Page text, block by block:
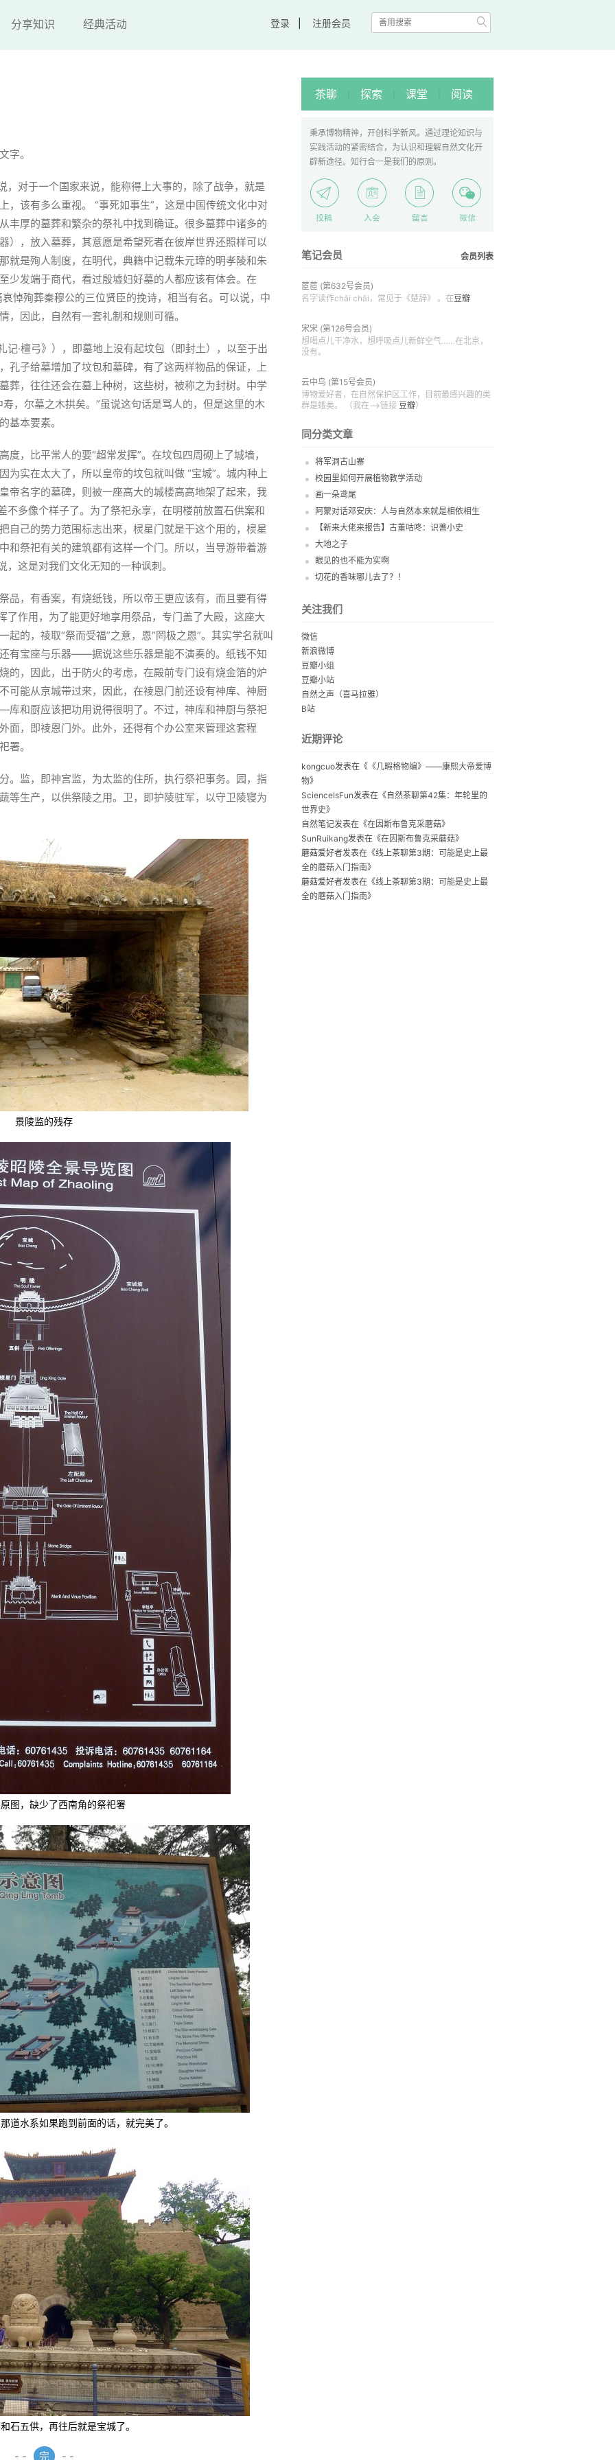
分享知识 经典活动 登录 注册会员 
字。
，对于一个国家来说，能称得上大事的，除了战争，就是
，该有多么重视。 “事死如事生”，这是中国传统文化中对
丰厚的墓葬和繁杂的祭礼中找到确证。很多墓葬中诸多的
），放入墓葬，其意愿是希望死者在彼岸世界还照样可以
就是殉人制度，在明代，典籍中记载朱元璋的明孝陵和朱
少发端于商代，看过殷墟妇好墓的人都应该有体会。在
悼殉葬秦穆公的三位贤臣的挽诗，相当有名。可以说，中
因此，自然有一套礼制和规则可循。
记·檀弓》），即墓地上没有起坟包（即封土），以至于出
孔子给墓增加了坟包和墓碑，有了这两样物品的保证，上
葬，往往还会在墓上种树，这些树，被称之为封树。中学
，尔墓之木拱矣。”虽说这句话是骂人的，但是这里的木
基本要素。
，比平常人的要“超常发挥”。在坟包四周砌上了城墙，
为实在太大了，所以皇帝的坟包就叫做 “宝城”。城内种上
帝名字的墓碑，则被一座高大的城楼高高地架了起来，我
不多像个样子了。为了祭祀永享，在明楼前放置石供案和
自己的势力范围标志出来，棂星门就是干这个用的，棂星
和祭祀有关的建筑都有这样一个门。所以，当导游带着游
这是对我们文化无知的一种讽刺。
品，有香案，有烧纸钱，所以帝王更应该有，而且要有得
了作用，为了能更好地享用祭品，专门盖了大殿，这座大
的，祾取“祭而受福”之意，恩“罔极之恩”。其实学名就叫
有宝座与乐器——据说这些乐器是能不演奏的。纸钱不知
的，因此，出于防火的考虑，在殿前专门设有烧金箔的炉
可能从京城带过来，因此，在祾恩门前还设有神库、神厨
和厨应该把功用说得很明了。不过，神库和神厨与祭祀
面，即祾恩门外。此外，还得有个办公室来管理这套程
署。
。监，即神宫监，为太监的住所，执行祭祀事务。园，指
等生产，以供祭陵之用。卫，即护陵驻军，以守卫陵寝为
景陵监的残存
图，缺少了西南角的祭祀署
道水系如果跑到前面的话，就完美了。
石五供，再往后就是宝城了。
- - 完 - -
茶聊 探索 课堂 阅读
秉承博物精神，开创科学新风。通过理论知识与
实践活动的紧密结合，为认识和理解自然文化开
辟新途径。知行合一是我们的原则。
笔记会员 会员列表
茝茝 (第632号会员)
名字读作chǎi chǎi，常见于《楚辞》 。在豆瓣
宋宋 (第126号会员)
想喝点儿干净水，想呼吸点儿新鲜空气……在北京，
没有。
云中鸟 (第15号会员)
博物爱好者，在自然保护区工作，目前最感兴趣的类
群是蛾类。 （我在—>链接 豆瓣）
同分类文章
将军洞古山寨
校园里如何开展植物教学活动
画一朵鸢尾
阿蒙对话邓安庆：人与自然本来就是相依相生
【新来大佬来报告】古董咕咚：识蓍小史
大地之子
眼见的也不能为实啊
切花的香味哪儿去了？！
关注我们
微信
新浪微博
豆瓣小组
豆瓣小站
自然之声（喜马拉雅）
B站
近期评论
kongcuo发表在《 《几暇格物编》——康熙大帝爱博
物》
ScienceIsFun发表在《 自然茶聊第42集：年轮里的
世界史》
自然笔记发表在《在因斯布鲁克采蘑菇》
SunRuikang发表在《在因斯布鲁克采蘑菇》
蘑菇爱好者发表在《线上茶聊第3期：可能是史上最
全的蘑菇入门指南》
蘑菇爱好者发表在《线上茶聊第3期：可能是史上最
全的蘑菇入门指南》